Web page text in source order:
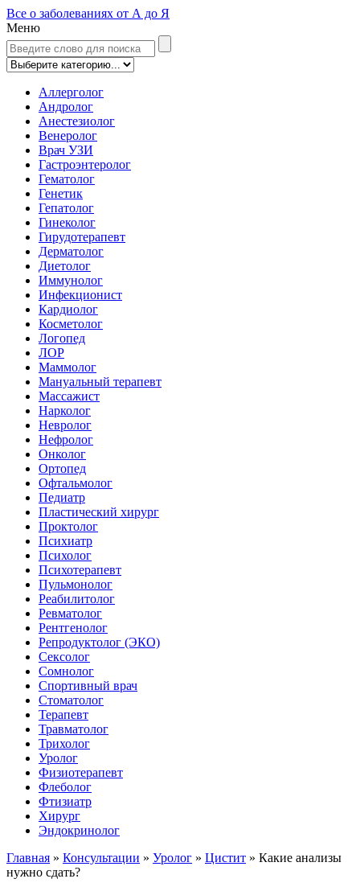
Все о заболеваниях от А до Я
Меню
Аллерголог
Андролог
Анестезиолог
Венеролог
Врач УЗИ
Гастроэнтеролог
Гематолог
Генетик
Гепатолог
Гинеколог
Гирудотерапевт
Дерматолог
Диетолог
Иммунолог
Инфекционист
Кардиолог
Косметолог
Логопед
ЛОР
Маммолог
Мануальный терапевт
Массажист
Нарколог
Невролог
Нефролог
Онколог
Ортопед
Офтальмолог
Педиатр
Пластический хирург
Проктолог
Психиатр
Психолог
Психотерапевт
Пульмонолог
Реабилитолог
Ревматолог
Рентгенолог
Репродуктолог (ЭКО)
Сексолог
Сомнолог
Спортивный врач
Стоматолог
Терапевт
Травматолог
Трихолог
Уролог
Физиотерапевт
Флеболог
Фтизиатр
Хирург
Эндокринолог
Главная » Консультации » Уролог » Цистит » Какие анализы
нужно сдать?